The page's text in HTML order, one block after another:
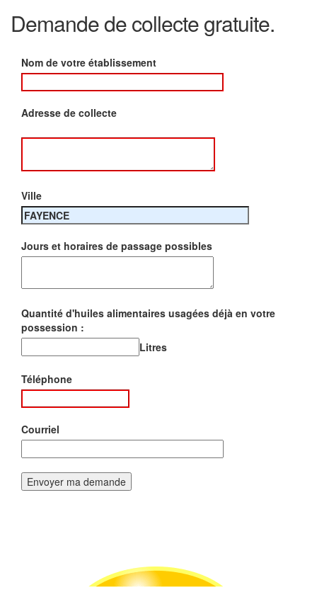
Demande de collecte gratuite.
Nom de votre établissement
Adresse de collecte
Ville
Jours et horaires de passage possibles
Quantité d'huiles alimentaires usagées déjà en votre
possession :
Litres
Téléphone
Courriel